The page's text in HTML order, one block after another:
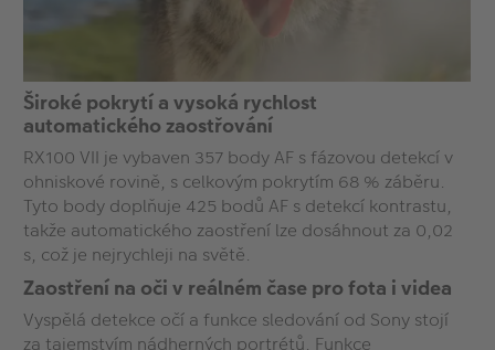
Široké pokrytí a vysoká rychlost
automatického zaostřování
RX100 VII je vybaven 357 body AF s fázovou detekcí v
ohniskové rovině, s celkovým pokrytím 68 % záběru.
Tyto body doplňuje 425 bodů AF s detekcí kontrastu,
takže automatického zaostření lze dosáhnout za 0,02
s, což je nejrychleji na světě.
Zaostření na oči v reálném čase pro fota i videa
Vyspělá detekce očí a funkce sledování od Sony stojí
za tajemstvím nádherných portrétů. Funkce